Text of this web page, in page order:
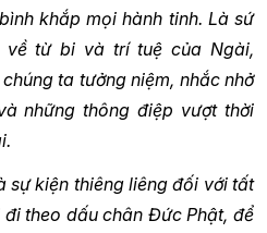
khắp mọi hành tinh. Là sứ
từ bi và trí tuệ của Ngài,
ta tưởng niệm, nhắc nhở
những thông điệp vượt thời
sự kiện thiêng liêng đối với tất
theo dấu chân Đức Phật, để